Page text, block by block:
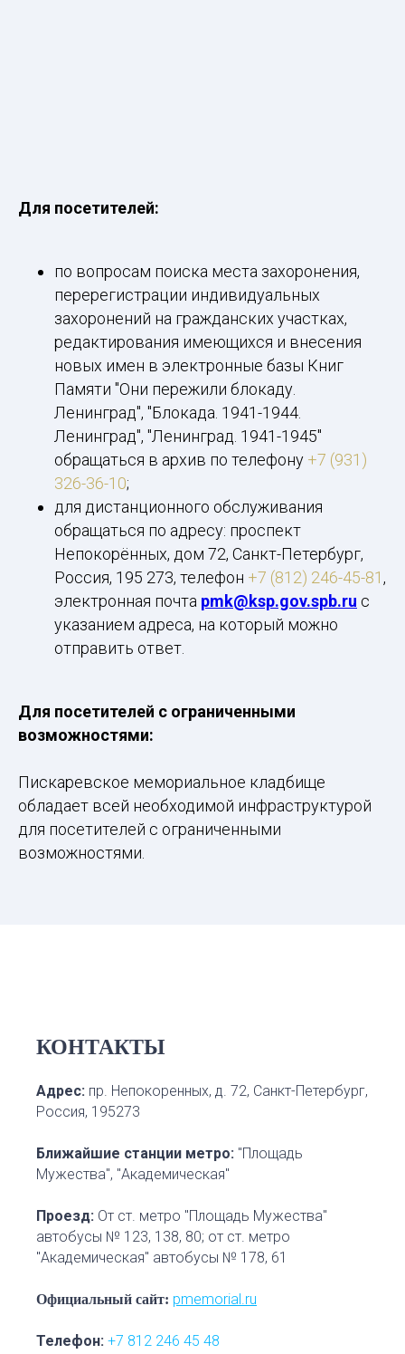
Для посетителей:
по вопросам поиска места захоронения,
перерегистрации индивидуальных
захоронений на гражданских участках,
редактирования имеющихся и внесения
новых имен в электронные базы Книг
Памяти "Они пережили блокаду.
Ленинград", "Блокада. 1941-1944.
Ленинград", "Ленинград. 1941-1945"
обращаться в архив по телефону +7 (931)
326-36-10;
для дистанционного обслуживания
обращаться по адресу: проспект
Непокорённых, дом 72, Санкт-Петербург,
Россия, 195 273, телефон +7 (812) 246-45-81,
электронная почта pmk@ksp.gov.spb.ru с
указанием адреса, на который можно
отправить ответ.
Для посетителей с ограниченными
возможностями:
Пискаревское мемориальное кладбище
обладает всей необходимой инфраструктурой
для посетителей с ограниченными
возможностями.
КОНТАКТЫ
Адрес: пр. Непокоренных, д. 72, Санкт-Петербург,
Россия, 195273
Ближайшие станции метро: "Площадь
Мужества", "Академическая"
Проезд: От ст. метро "Площадь Мужества"
автобусы № 123, 138, 80; от ст. метро
"Академическая" автобусы № 178, 61
Официальный сайт: pmemorial.ru
Телефон: +7 812 246 45 48